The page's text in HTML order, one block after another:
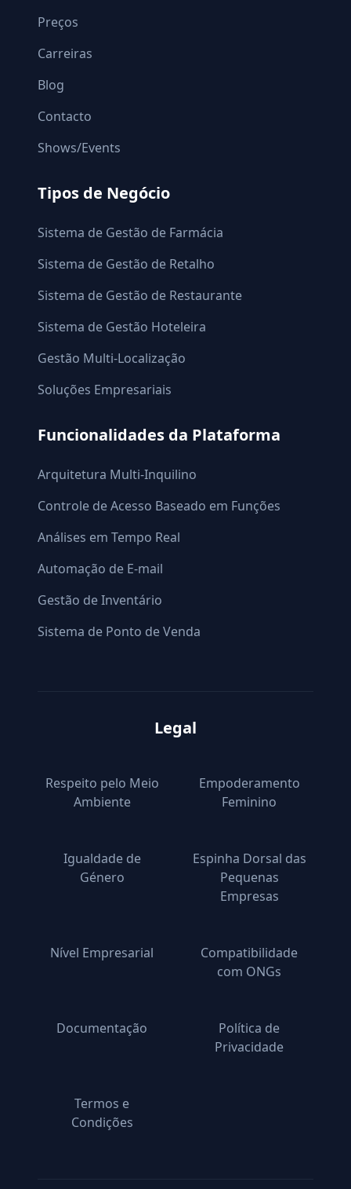
Preços
Carreiras
Blog
Contacto
Shows/Events
Tipos de Negócio
Sistema de Gestão de Farmácia
Sistema de Gestão de Retalho
Sistema de Gestão de Restaurante
Sistema de Gestão Hoteleira
Gestão Multi-Localização
Soluções Empresariais
Funcionalidades da Plataforma
Arquitetura Multi-Inquilino
Controle de Acesso Baseado em Funções
Análises em Tempo Real
Automação de E-mail
Gestão de Inventário
Sistema de Ponto de Venda
Legal
Respeito pelo Meio
Ambiente
Empoderamento
Feminino
Igualdade de
Género
Espinha Dorsal das
Pequenas
Empresas
Nível Empresarial
Compatibilidade
com ONGs
Documentação
Política de
Privacidade
Termos e
Condições